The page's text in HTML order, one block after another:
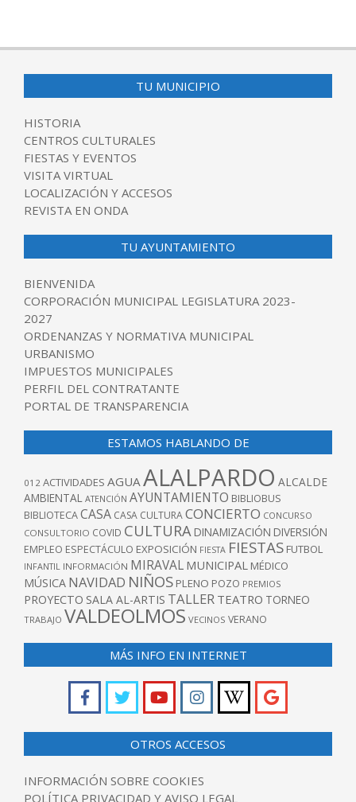
TU MUNICIPIO
HISTORIA
CENTROS CULTURALES
FIESTAS Y EVENTOS
VISITA VIRTUAL
LOCALIZACIÓN Y ACCESOS
REVISTA EN ONDA
TU AYUNTAMIENTO
BIENVENIDA
CORPORACIÓN MUNICIPAL LEGISLATURA 2023-
2027
ORDENANZAS Y NORMATIVA MUNICIPAL
URBANISMO
IMPUESTOS MUNICIPALES
PERFIL DEL CONTRATANTE
PORTAL DE TRANSPARENCIA
ESTAMOS HABLANDO DE
012 ACTIVIDADES AGUAALALPARDO ALCALDE
AMBIENTAL ATENCIÓN AYUNTAMIENTO BIBLIOBUS
BIBLIOTECACASA CASA CULTURACONCIERTO CONCURSO
CONSULTORIO COVID CULTURA DINAMIZACIÓN DIVERSIÓN
EMPLEO ESPECTÁCULO EXPOSICIÓN FIESTA FIESTAS FUTBOL
INFANTIL INFORMACIÓN MIRAVAL MUNICIPAL MÉDICO
MÚSICA NAVIDAD NIÑOS PLENO POZO PREMIOS
PROYECTO SALA AL-ARTIS TALLER TEATRO TORNEO
TRABAJO VALDEOLMOS VECINOS VERANO
MÁS INFO EN INTERNET
OTROS ACCESOS
INFORMACIÓN SOBRE COOKIES
POLÍTICA PRIVACIDAD Y AVISO LEGAL